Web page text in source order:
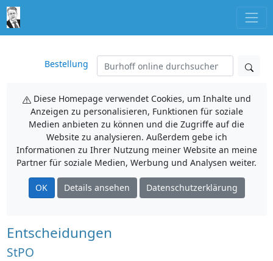
Bestellung
Diese Homepage verwendet Cookies, um Inhalte und
Anzeigen zu personalisieren, Funktionen für soziale
Medien anbieten zu können und die Zugriffe auf die
Website zu analysieren. Außerdem gebe ich
Informationen zu Ihrer Nutzung meiner Website an meine
Partner für soziale Medien, Werbung und Analysen weiter.
OK Details ansehen Datenschutzerklärung
Entscheidungen
StPO